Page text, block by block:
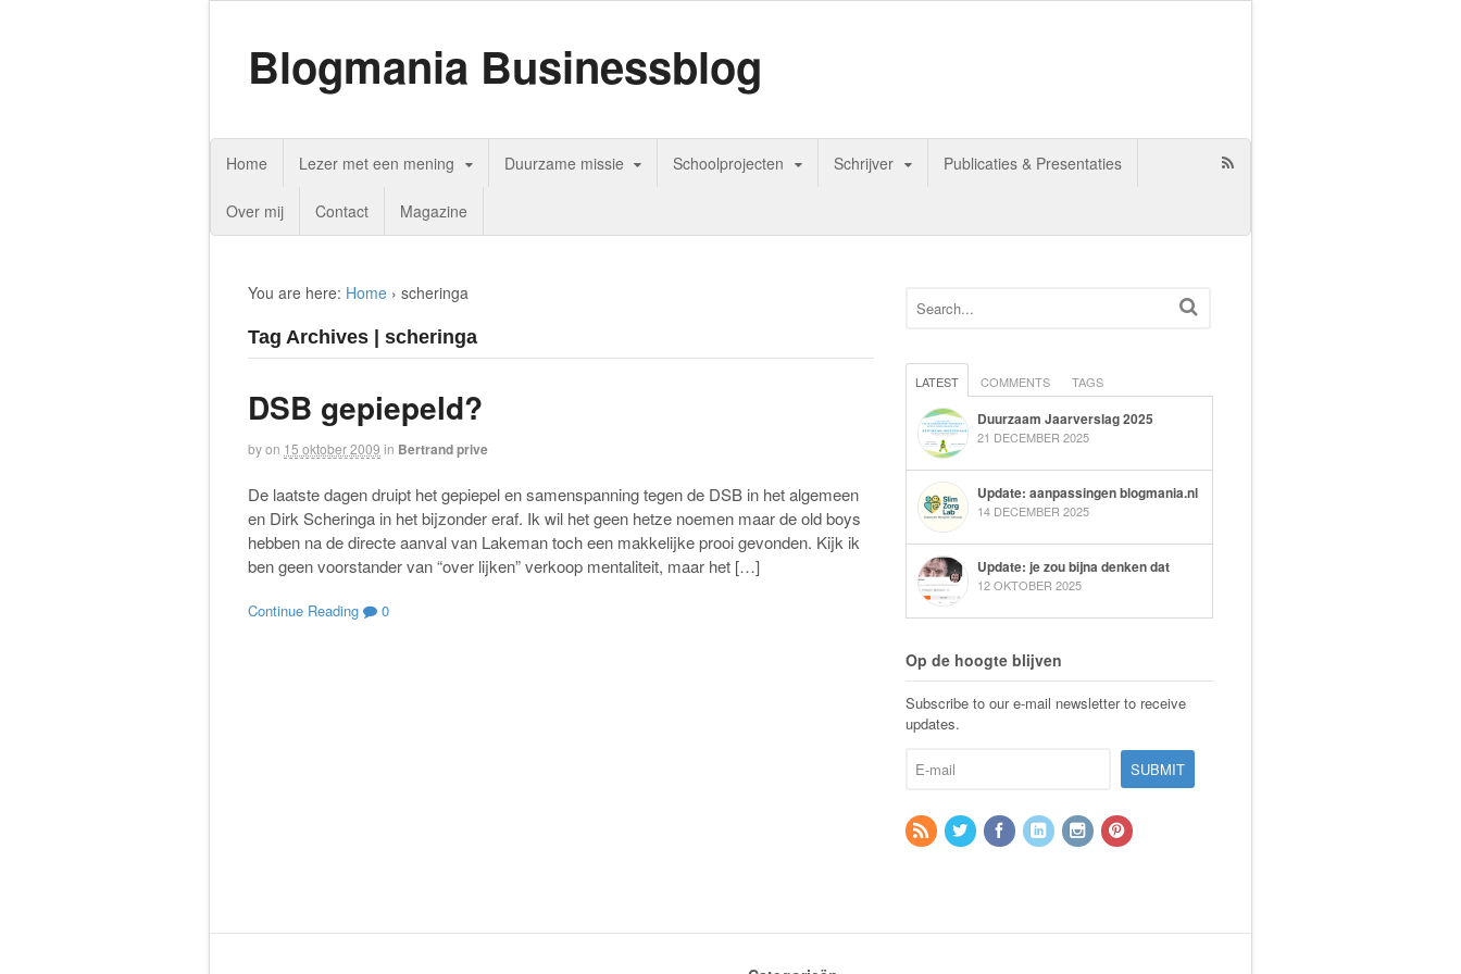
Blogmania Businessblog
Home Lezer met een mening Duurzame missie Schoolprojecten Schrijver Publicaties & Presentaties
Over mij Contact Magazine
You are here: Home › scheringa
Tag Archives | scheringa
DSB gepiepeld?
byon 15 oktober 2009 in Bertrand prive
De laatste dagen druipt het gepiepel en samenspanning tegen de DSB in het algemeen
en Dirk Scheringa in het bijzonder eraf. Ik wil het geen hetze noemen maar de old boys
hebben na de directe aanval van Lakeman toch een makkelijke prooi gevonden. Kijk ik
ben geen voorstander van “over lijken” verkoop mentaliteit, maar het […]
Continue Reading 0
LATEST COMMENTS TAGS
Duurzaam Jaarverslag 2025
21 DECEMBER 2025
Update: aanpassingen blogmania.nl
14 DECEMBER 2025
Update: je zou bijna denken dat
12 OKTOBER 2025
Op de hoogte blijven
Subscribe to our e-mail newsletter to receive
updates.